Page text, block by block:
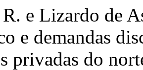
e Lizardo de
e demandas
privadas do